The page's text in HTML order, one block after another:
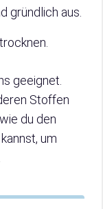
gründlich aus.
geeignet.
Stoffen
du den
kannst, um